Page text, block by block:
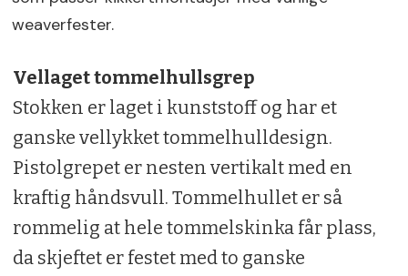
weaverfester.
Vellaget tommelhullsgrep
Stokken er laget i kunststoff og har et
ganske vellykket tommelhulldesign.
Pistolgrepet er nesten vertikalt med en
kraftig håndsvull. Tommelhullet er så
rommelig at hele tommelskinka får plass,
da skjeftet er festet med to ganske